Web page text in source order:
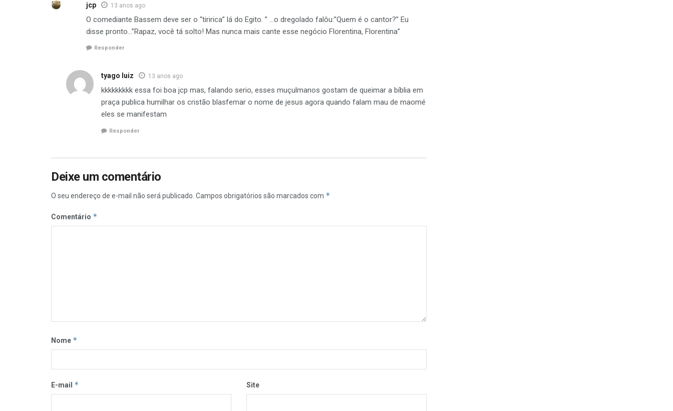
jcp 13 anos ago
O comediante Bassem deve ser o “tiririca” lá do Egito. ” …o dregolado falôu:”Quem é o cantor?” Eu
disse pronto…”Rapaz, você tá solto! Mas nunca mais cante esse negócio Florentina, Florentina”
Responder
tyago luiz 13 anos ago
kkkkkkkkk essa foi boa jcp mas, falando serio, esses muçulmanos gostam de queimar a bíblia em
praça publica humilhar os cristão blasfemar o nome de jesus agora quando falam mau de maomé
eles se manifestam
Responder
Deixe um comentário
O seu endereço de e-mail não será publicado. Campos obrigatórios são marcados com *
Comentário *
Nome *
E-mail * Site